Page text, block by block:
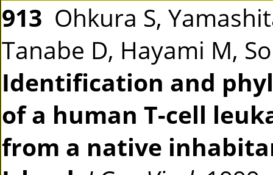
913 Ohkura S,
Tanabe D, Hayami M,
Identification and
of a human T-cell
from a native